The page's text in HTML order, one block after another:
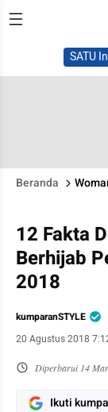
SATU
Beranda
12 Fakta
Berhijab
2018
kumparanSTYLE
20 Agustus 2018
Diperbarui 14
Ikuti